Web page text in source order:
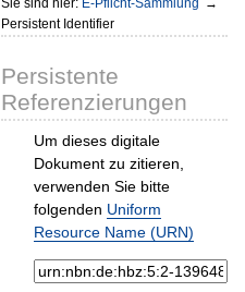
Sie sind hier: E-Pflicht-Sammlung →
Persistent Identifier
Persistente
Referenzierungen
Um dieses digitale
Dokument zu zitieren,
verwenden Sie bitte
folgenden Uniform
Resource Name (URN)